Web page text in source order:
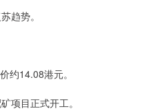
趋势。
14.08港元。
目正式开工。